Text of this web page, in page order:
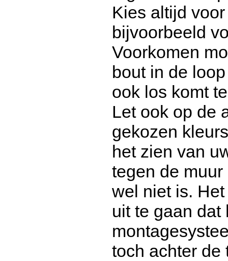
Kies altijd
bijvoorbeeld
Voorkomen
bout in de
ook los komt
Let ook op de
gekozen
het zien van
tegen de
wel niet is.
uit te gaan dat
toch achter de